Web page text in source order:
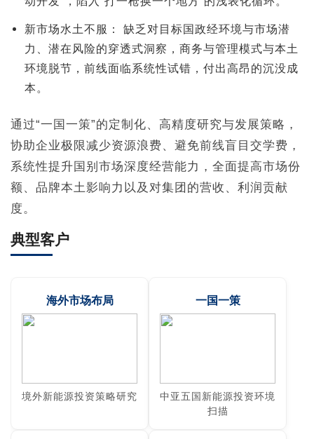
新市场水土不服： 缺乏对目标国政经环境与市场潜
力、潜在风险的穿透式洞察，商务与管理模式与本土
环境脱节，前线面临系统性试错，付出高昂的沉没成
本。
通过“一国一策”的定制化、高精度研究与发展策略，
协助企业极限减少资源浪费、避免前线盲目交学费，
系统性提升国别市场深度经营能力，全面提高市场份
额、品牌本土影响力以及对集团的营收、利润贡献
度。
典型客户
海外市场布局
境外新能源投资策略研究
一国一策
中亚五国新能源投资环境
扫描